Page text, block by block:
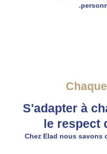
S'adapter à
le respect
Chez Elad nous savons